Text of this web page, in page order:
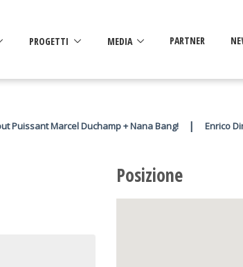
PROGETTI MEDIA PARTNER
Puissant Marcel Duchamp + Nana Bang! | Enrico
Posizione